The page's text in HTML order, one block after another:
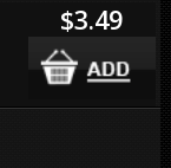
$3.49